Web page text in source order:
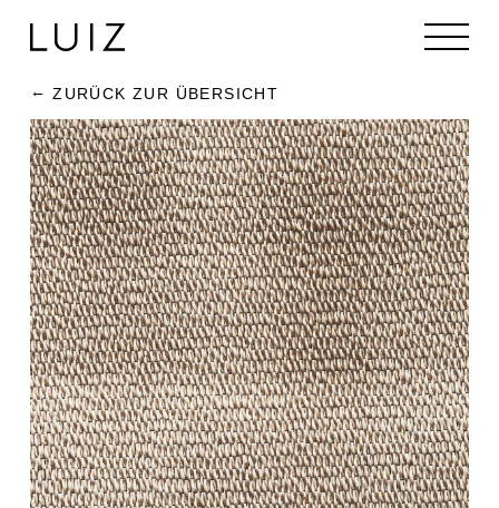
ZURÜCK ZUR ÜBERSICHT